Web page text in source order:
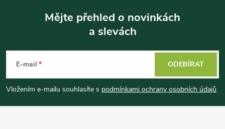
p
a
Mějte přehled o novinkách
a slevách
E-mail
Vložením e-mailu souhlasíte s podmínkami ochrany osobních údajů
ODEBÍRAT